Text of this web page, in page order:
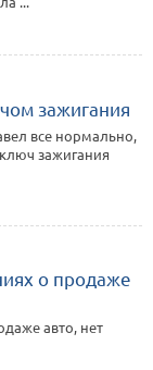
зажигания
все нормально,
зажигания
о продаже
авто, нет